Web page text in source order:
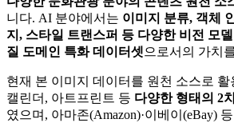
니다. AI 분야에서는 이미지 분류, 객체
지, 스타일 트랜스퍼 등 다양한 비전 모
질 도메인 특화 데이터셋으로서의 가치
현재 본 이미지 데이터를 원천 소스로
캘린더, 아트프린트 등 다양한 형태의 2
였으며, 아마존(Amazon)·이베이(eBay) 등